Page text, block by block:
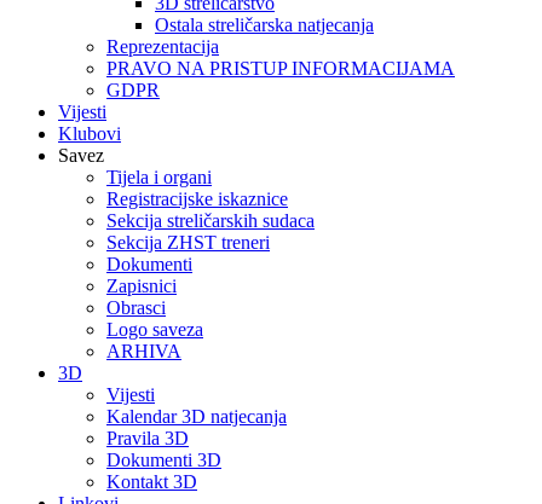
Ostala streličarska natjecanja
Reprezentacija
PRAVO NA PRISTUP INFORMACIJAMA
GDPR
Vijesti
Klubovi
Savez
Tijela i organi
Registracijske iskaznice
Sekcija streličarskih sudaca
Sekcija ZHST treneri
Dokumenti
Zapisnici
Obrasci
Logo saveza
ARHIVA
3D
Vijesti
Kalendar 3D natjecanja
Pravila 3D
Dokumenti 3D
Kontakt 3D